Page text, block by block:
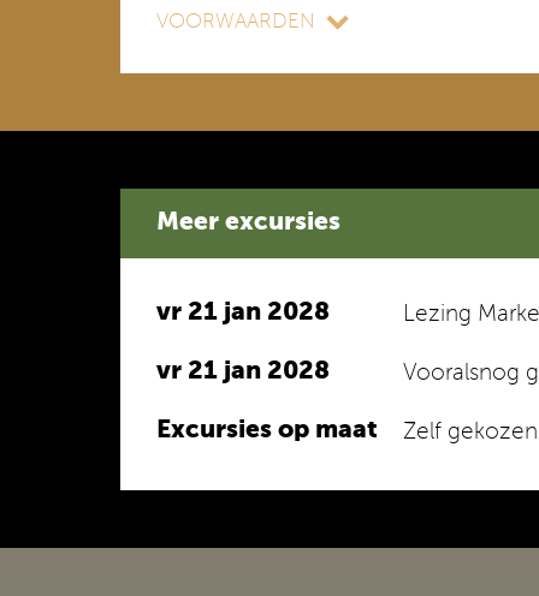
VOORWAARDEN
Meer excursies
vr 21 jan 2028 Lezing
vr 21 jan 2028 Vooralsnog
Excursies op maat Zelf